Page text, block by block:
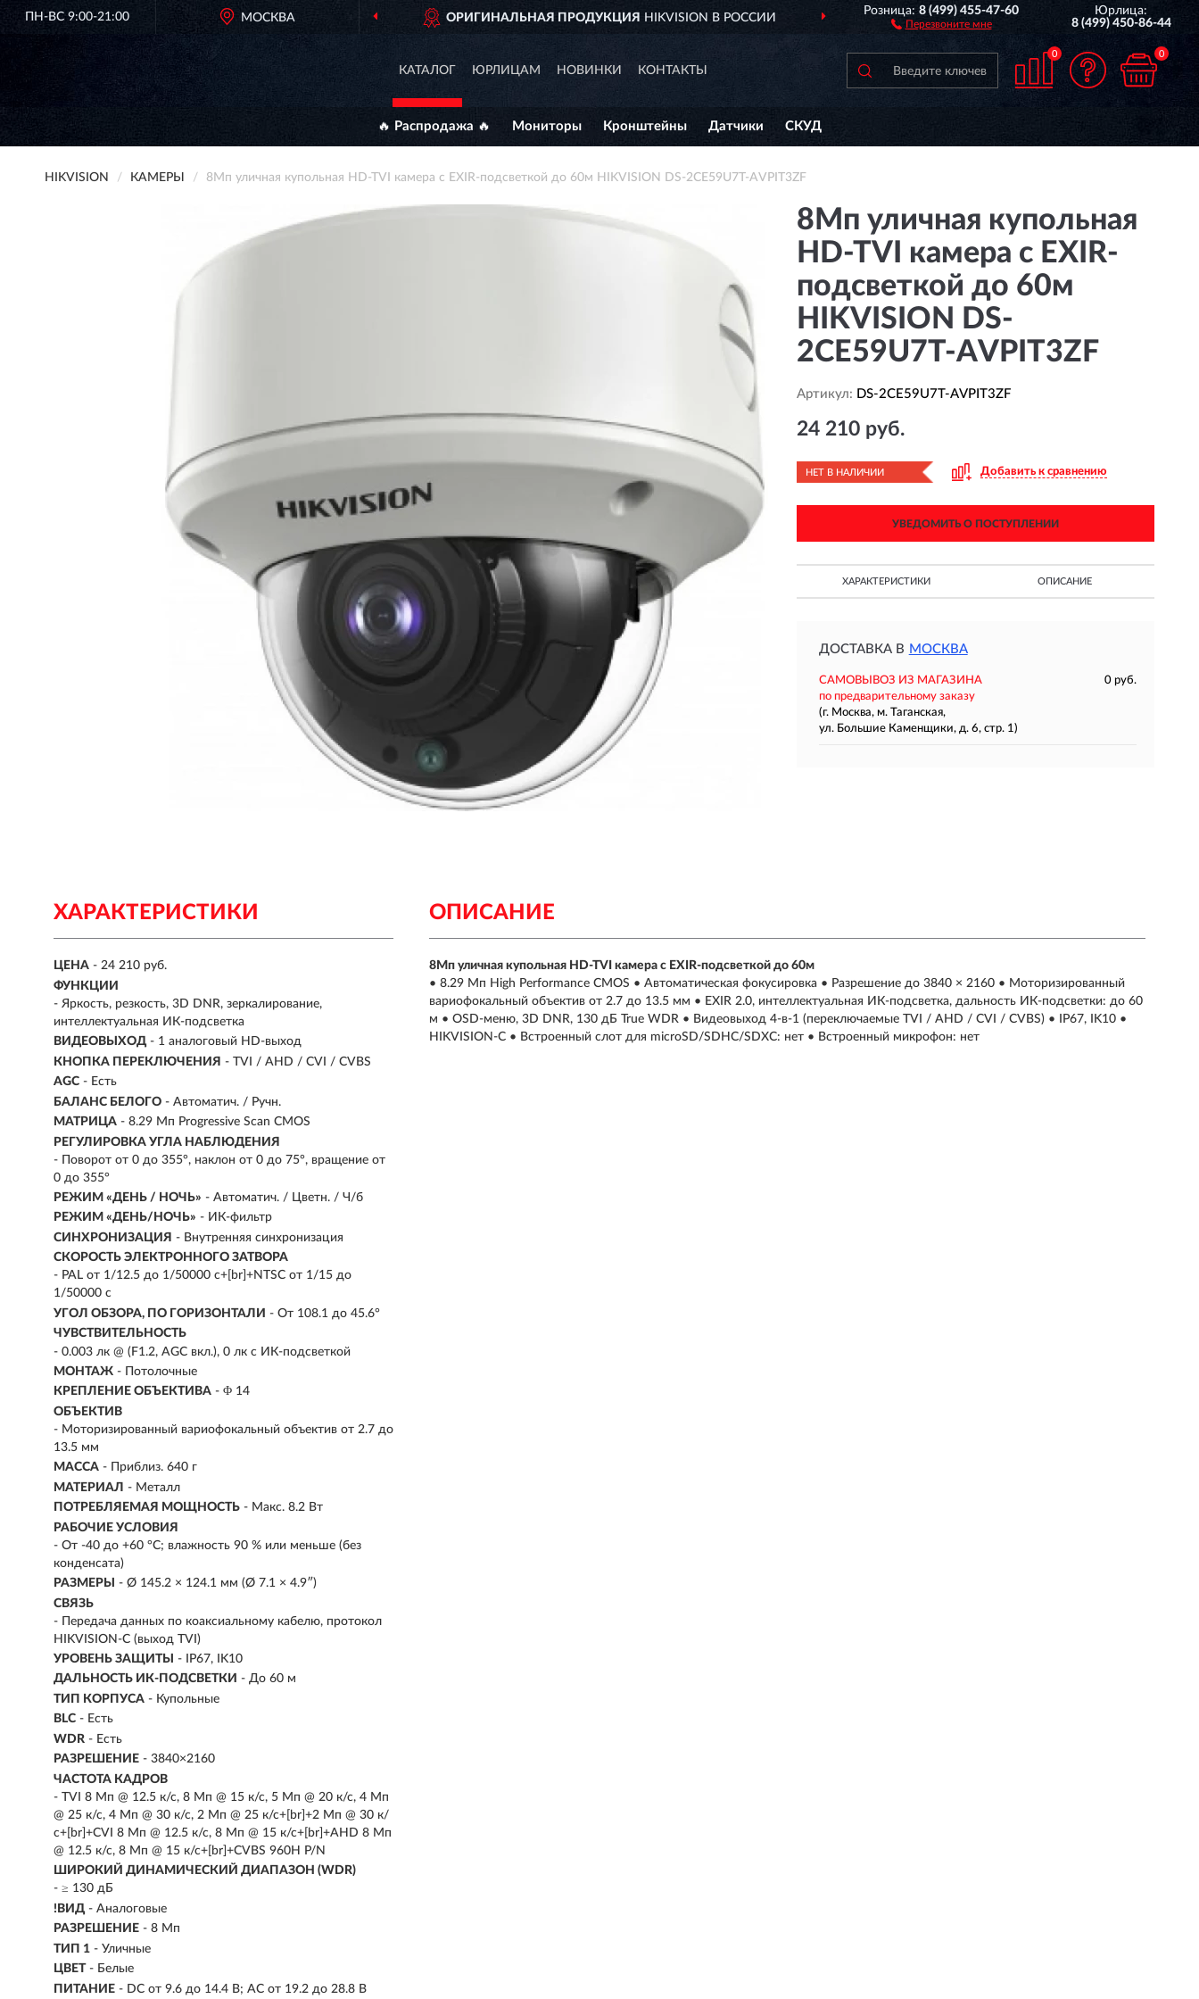
ПН-ВС 9:00-21:00 МОСКВАОРИГИНАЛЬНАЯ ПРОДУКЦИЯHIKVISION В РОССИИ ДОСТАВИМПО ВСЕЙ РОССИИ
Розница:8 (499) 455-47-60
Перезвоните мне
Юрлица:
8 (499) 450-86-44
КАТАЛОГ ЮРЛИЦАМ НОВИНКИ КОНТАКТЫ
0 0
🔥 Распродажа 🔥 Мониторы Кронштейны Датчики СКУД
HIKVISION КАМЕРЫ 8Мп уличная купольная HD-TVI камера с EXIR-подсветкой до 60м HIKVISION DS-2CE59U7T-AVPIT3ZF
8Мп уличная купольная
HD-TVI камера с EXIR-
подсветкой до 60м
HIKVISION DS-
2CE59U7T-AVPIT3ZF
Артикул: DS-2CE59U7T-AVPIT3ZF
24 210 руб.
НЕТ В НАЛИЧИИ Добавить к сравнению
УВЕДОМИТЬ О ПОСТУПЛЕНИИ
ХАРАКТЕРИСТИКИ ОПИСАНИЕ
ДОСТАВКА В МОСКВА
САМОВЫВОЗ ИЗ МАГАЗИНА
0 руб.
по предварительному заказу
(г. Москва, м. Таганская,
ул. Большие Каменщики, д. 6, стр. 1)
ХАРАКТЕРИСТИКИ
ЦЕНА - 24 210 руб.
ФУНКЦИИ
- Яркость, резкость, 3D DNR, зеркалирование,
интеллектуальная ИК-подсветка
ВИДЕОВЫХОД - 1 аналоговый HD-выход
КНОПКА ПЕРЕКЛЮЧЕНИЯ - TVI / AHD / CVI / CVBS
AGC - Есть
БАЛАНС БЕЛОГО - Автоматич. / Ручн.
МАТРИЦА - 8.29 Мп Progressive Scan CMOS
РЕГУЛИРОВКА УГЛА НАБЛЮДЕНИЯ
- Поворот от 0 до 355°, наклон от 0 до 75°, вращение от
0 до 355°
РЕЖИМ «ДЕНЬ / НОЧЬ» - Автоматич. / Цветн. / Ч/б
РЕЖИМ «ДЕНЬ/НОЧЬ» - ИК-фильтр
СИНХРОНИЗАЦИЯ - Внутренняя синхронизация
СКОРОСТЬ ЭЛЕКТРОННОГО ЗАТВОРА
- PAL от 1/12.5 до 1/50000 с+[br]+NTSC от 1/15 до
1/50000 с
УГОЛ ОБЗОРА, ПО ГОРИЗОНТАЛИ - От 108.1 до 45.6°
ЧУВСТВИТЕЛЬНОСТЬ
- 0.003 лк @ (F1.2, AGC вкл.), 0 лк с ИК-подсветкой
МОНТАЖ - Потолочные
КРЕПЛЕНИЕ ОБЪЕКТИВА - Φ 14
ОБЪЕКТИВ
- Моторизированный вариофокальный объектив от 2.7 до
13.5 мм
МАССА - Приблиз. 640 г
МАТЕРИАЛ - Металл
ПОТРЕБЛЯЕМАЯ МОЩНОСТЬ - Макс. 8.2 Вт
РАБОЧИЕ УСЛОВИЯ
- От -40 до +60 °C; влажность 90 % или меньше (без
конденсата)
РАЗМЕРЫ
- Ø 145.2 × 124.1 мм (Ø 7.1 × 4.9″)
СВЯЗЬ
- Передача данных по коаксиальному кабелю, протокол
HIKVISION-C (выход TVI)
УРОВЕНЬ ЗАЩИТЫ
- IP67, IK10
ДАЛЬНОСТЬ ИК-ПОДСВЕТКИ - До 60 м
ТИП КОРПУСА - Купольные
BLC - Есть
WDR - Есть
РАЗРЕШЕНИЕ - 3840×2160
ЧАСТОТА КАДРОВ
- TVI 8 Мп @ 12.5 к/с, 8 Мп @ 15 к/с, 5 Мп @ 20 к/с, 4 Мп
@ 25 к/с, 4 Мп @ 30 к/с, 2 Мп @ 25 к/с+[br]+2 Мп @ 30 к/
с+[br]+CVI 8 Мп @ 12.5 к/с, 8 Мп @ 15 к/с+[br]+AHD 8 Мп
@ 12.5 к/с, 8 Мп @ 15 к/с+[br]+CVBS 960H P/N
ШИРОКИЙ ДИНАМИЧЕСКИЙ ДИАПАЗОН (WDR)
- ≥ 130 дБ
!ВИД - Аналоговые
РАЗРЕШЕНИЕ - 8 Мп
ТИП 1 - Уличные
ЦВЕТ - Белые
ПИТАНИЕ - DC от 9.6 до 14.4 В; AC от 19.2 до 28.8 В
ОПИСАНИЕ
8Мп уличная купольная HD-TVI камера с EXIR-подсветкой до 60м
• 8.29 Мп High Performance CMOS • Автоматическая фокусировка • Разрешение до 3840 × 2160 • Моторизированный
вариофокальный объектив от 2.7 до 13.5 мм • EXIR 2.0, интеллектуальная ИК-подсветка, дальность ИК-подсветки: до 60
м • OSD-меню, 3D DNR, 130 дБ True WDR • Видеовыход 4-в-1 (переключаемые TVI / AHD / CVI / CVBS) • IP67, IK10 •
HIKVISION-C • Встроенный слот для microSD/SDHC/SDXC: нет • Встроенный микрофон: нет